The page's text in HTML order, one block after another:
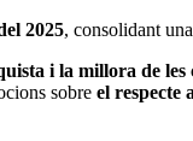
2025, consolidant
i la millora de les
sobre el respecte